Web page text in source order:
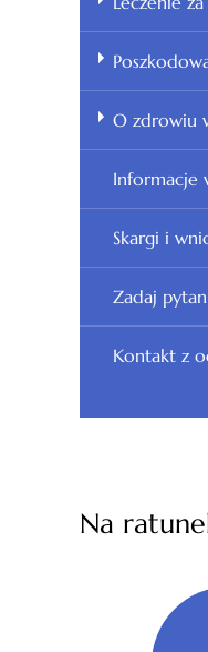
O zdrowiu
Informacje
Skargi i
Zadaj
Kontakt z
Na